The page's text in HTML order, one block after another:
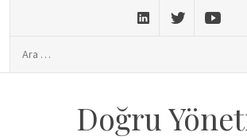
content
Doğru